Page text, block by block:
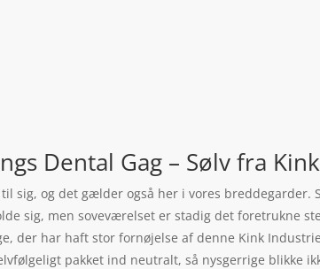
Dental Gag – Sølv fra
sig, og det gælder også her i vores breddegarder.
sig, men soveværelset er stadig det foretrukne
der har haft stor fornøjelse af denne Kink
pakket ind neutralt, så nysgerrige blikke